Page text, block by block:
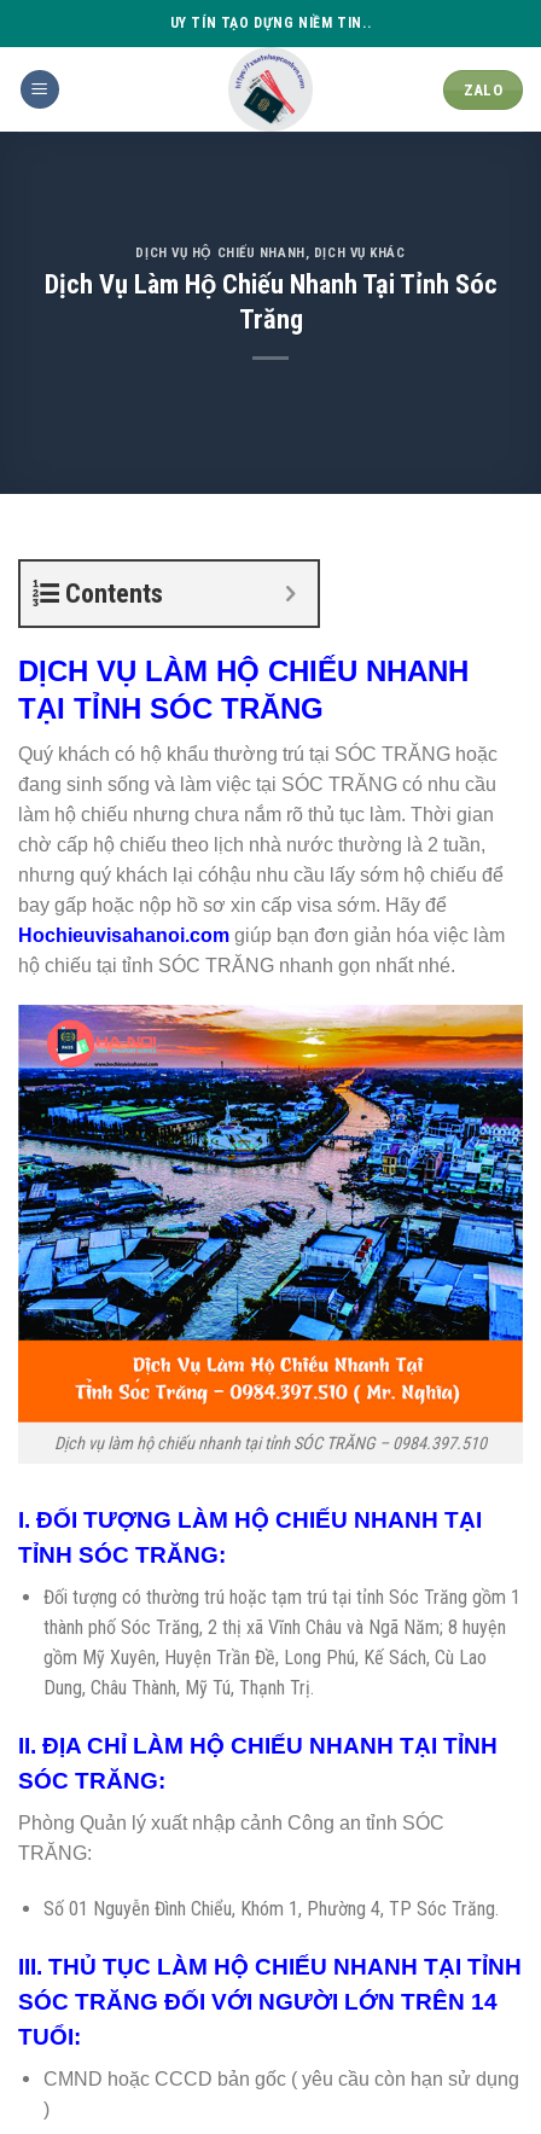
to
content
UY TÍN TẠO DỰNG NIỀM TIN..
ZALO
DỊCH VỤ HỘ CHIẾU NHANH , DỊCH VỤ KHÁC
Dịch Vụ Làm Hộ Chiếu Nhanh Tại Tỉnh Sóc
Trăng
Contents
DỊCH VỤ LÀM HỘ CHIẾU NHANH
TẠI TỈNH SÓC TRĂNG
Quý khách có hộ khẩu thường trú tại SÓC TRĂNG hoặc
đang sinh sống và làm việc tại SÓC TRĂNG có nhu cầu
làm hộ chiếu nhưng chưa nắm rõ thủ tục làm. Thời gian
chờ cấp hộ chiếu theo lịch nhà nước thường là 2 tuần,
nhưng quý khách lại cóhậu nhu cầu lấy sớm hộ chiếu để
bay gấp hoặc nộp hồ sơ xin cấp visa sớm. Hãy để
Hochieuvisahanoi.com giúp bạn đơn giản hóa việc làm
hộ chiếu tại tỉnh SÓC TRĂNG nhanh gọn nhất nhé.
Dịch vụ làm hộ chiếu nhanh tại tỉnh SÓC TRĂNG – 0984.397.510
I. ĐỐI TƯỢNG LÀM HỘ CHIẾU NHANH TẠI
TỈNH SÓC TRĂNG:
Đối tượng có thường trú hoặc tạm trú tại tỉnh Sóc Trăng gồm 1
thành phố Sóc Trăng, 2 thị xã Vĩnh Châu và Ngã Năm; 8 huyện
gồm Mỹ Xuyên, Huyện Trần Đề, Long Phú, Kế Sách, Cù Lao
Dung, Châu Thành, Mỹ Tú, Thạnh Trị.
II. ĐỊA CHỈ LÀM HỘ CHIẾU NHANH TẠI TỈNH
SÓC TRĂNG:
Phòng Quản lý xuất nhập cảnh Công an tỉnh SÓC
TRĂNG:
Số 01 Nguyễn Đình Chiểu, Khóm 1, Phường 4, TP Sóc Trăng.
III. THỦ TỤC LÀM HỘ CHIẾU NHANH TẠI TỈNH
SÓC TRĂNG ĐỐI VỚI NGƯỜI LỚN TRÊN 14
TUỔI:
CMND hoặc CCCD bản gốc ( yêu cầu còn hạn sử dụng
)